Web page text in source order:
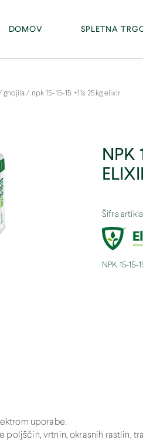
DOMOV SPLETNA
gnojila/ npk 15-15-15 +11s 25kg elixir
NPK
Šifra
NPK 15-15-
uporabe.
poljščin, vrtnin, okrasnih rastlin,